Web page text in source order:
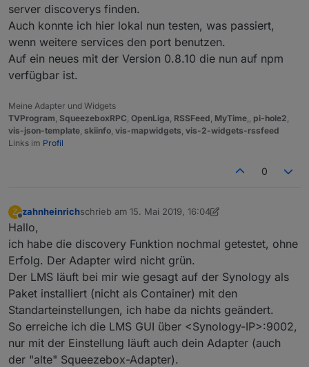
server discoverys finden.
Auch konnte ich hier lokal nun testen, was passiert,
wenn weitere services den port benutzen.
Auf ein neues mit der Version 0.8.10 die nun auf npm
verfügbar ist.
Meine Adapter und Widgets
TVProgram SqueezeboxRPC OpenLiga RSSFeed MyTime pi-hole2
vis-json-template skiinfo vis-mapwidgets vis-2-widgets-rssfeed
Links im Profil
0
Z
Offline
zahnheinrichschrieb am 15. Mai 2019, 16:04
zuletzt editiert von zahnheinrich
Hallo,
ich habe die discovery Funktion nochmal getestet, ohne
Erfolg. Der Adapter wird nicht grün.
Der LMS läuft bei mir wie gesagt auf der Synology als
Paket installiert (nicht als Container) mit den
Standarteinstellungen, ich habe da nichts geändert.
So erreiche ich die LMS GUI über <Synology-IP>:9002,
nur mit der Einstellung läuft auch dein Adapter (auch
der "alte" Squeezebox-Adapter).